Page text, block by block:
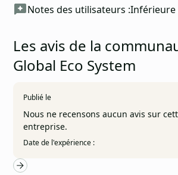
Notes des utilisateurs :Inférieure
Les avis de la
Global Eco System
Publié le
Nous ne recensons aucun avis sur
entreprise.
Date de l'expérience :